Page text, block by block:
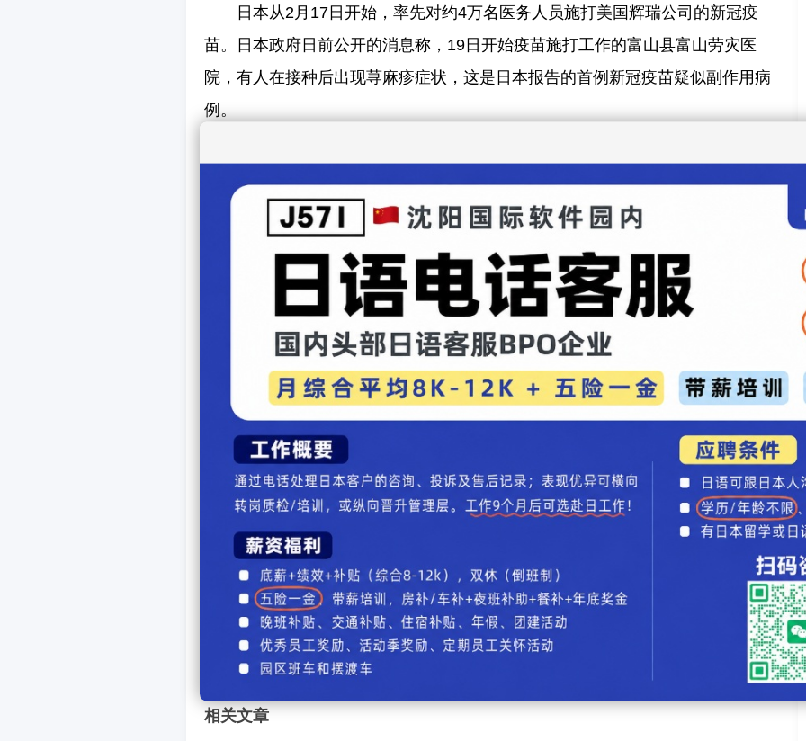
日本从2月17日开始，率先对约4万名医务人员施打美国辉瑞公司的新冠疫
苗。日本政府日前公开的消息称，19日开始疫苗施打工作的富山县富山劳灾医
院，有人在接种后出现荨麻疹症状，这是日本报告的首例新冠疫苗疑似副作用病
例。
日本专家称，荨麻疹是包括流感疫苗在内所有疫苗都可能出现的轻度副作
用，没有必要过度担心。专家同时呼吁，接种疫苗后要注意身体情况变化，应该
在接种现场观察最少15分钟，以防出现重度副作用。
日本12家主要民间智库2月20日发布了各自的经济预测报告，对于2021年度
日本GDP增长率，最高的预测值为5.1%，最低的也达到了3.3%，各智库平均预
测值为3.9%。日本经济预计在2021年度内恢复至2019年第四季度、即新冠疫情
发生前的水平。
预测报告称，出口的增加目前是日本经济恢复的主要动力，今春以后日本的
国内消费也将成为重要推动力。加之日本政府发布的2020年第四季GDP数据要好
于从此前的预测，因此民间预测也上调了对于日本经济增长的预期。
新闻录入：贯通日本语 责任编辑：贯通日本语
上一篇新闻： 日本酒店因疫情改变经营思路 将客房改成办公室出租
下一篇新闻：东京都新冠疫情趋缓 民间智库看涨日本经济
【发表评论 打印此文 关闭窗口】
相关文章